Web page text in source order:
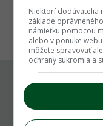
Komu môžeš
Niektorí dodávatelia
základe
námietku pomocou
alebo v ponuke
môžete spravovať
ochrany súkromia a